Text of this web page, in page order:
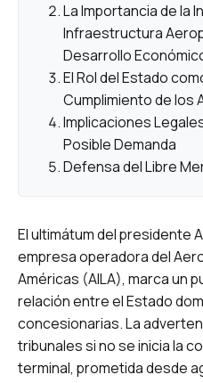
La Importancia de la
Infraestructura
Desarrollo
El Rol del Estado
Cumplimiento de los
Implicaciones
Posible Demanda
Defensa del Libre
El ultimátum del presidente
empresa operadora del
Américas (AILA), marca un
relación entre el Estado
concesionarias. La
tribunales si no se inicia la
terminal, prometida desde